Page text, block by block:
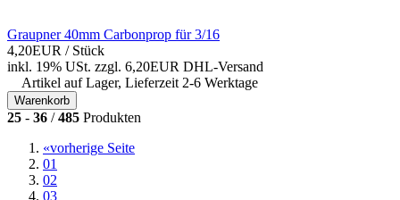
Graupner 40mm Carbonprop für 3/16
4,20EUR / Stück
inkl. 19% USt. zzgl. 6,20EUR DHL-Versand
Artikel auf Lager, Lieferzeit 2-6 Werktage
Warenkorb
25 - 36 /485 Produkten
«vorherige Seite
01
02
03